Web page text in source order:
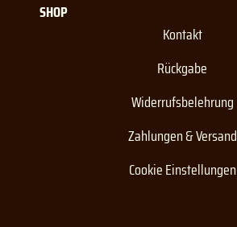
SHOP
Kontakt
Rückgabe
Widerrufsbelehrung
Zahlungen & Versand
Cookie Einstellungen